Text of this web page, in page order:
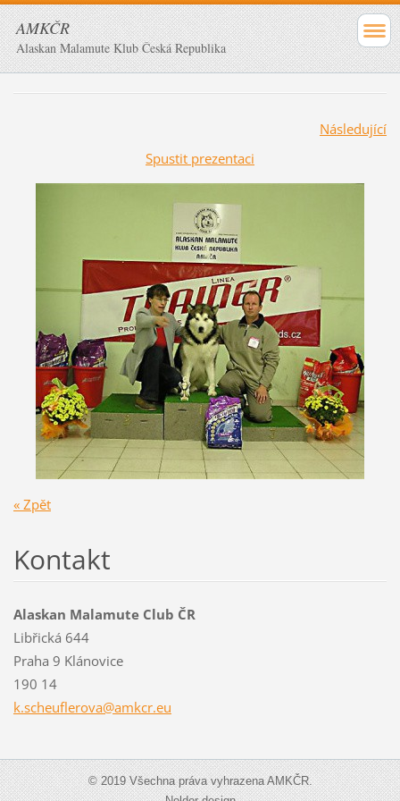
AMKČR
Alaskan Malamute Klub Česká Republika
Následující
Spustit prezentaci
« Zpět
Kontakt
Alaskan Malamute Club ČR
Libřická 644
Praha 9 Klánovice
190 14
k.scheuflerova@amkcr.eu
© 2019 Všechna práva vyhrazena AMKČR.